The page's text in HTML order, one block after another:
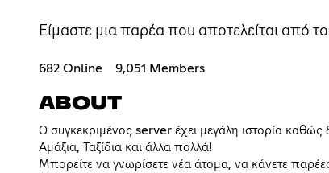
Είμαστε μια παρέα που αποτελείται
682 Online 9,051 Members
ABOUT
Ο συγκεκριμένος server έχει μεγάλη ιστορία
Αμάξια, Ταξίδια και άλλα πολλά!
Μπορείτε να γνωρίσετε νέα άτομα, να κάνετε